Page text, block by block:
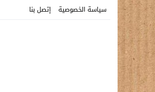
سياسة الخصوصية إتصل بنا